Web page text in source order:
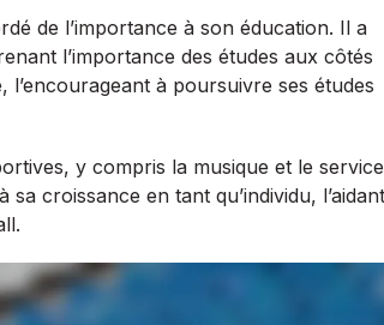
de l’importance à son éducation. Il a
l’importance des études aux côtés
l’encourageant à poursuivre ses études
y compris la musique et le service
croissance en tant qu’individu, l’aidant